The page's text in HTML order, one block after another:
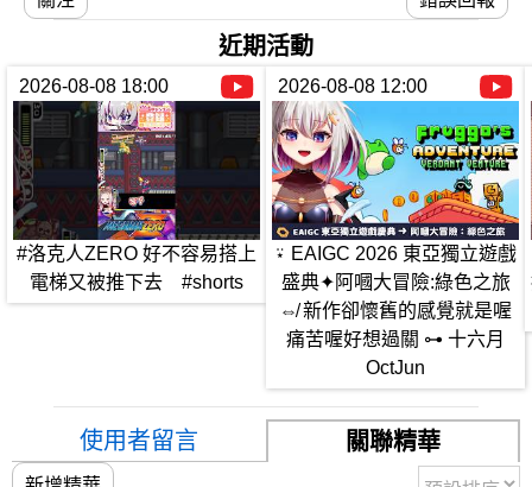
近期活動
2026-08-08 18:00
#洛克人ZERO 好不容易搭上
電梯又被推下去 #shorts
2026-08-08 12:00
⍣ EAIGC 2026 東亞獨立遊戲
盛典✦阿嘓大冒險:綠色之旅
⇎ 新作卻懷舊的感覺就是喔
痛苦喔好想過關 ⊶ 十六月
OctJun
使用者留言 關聯精華